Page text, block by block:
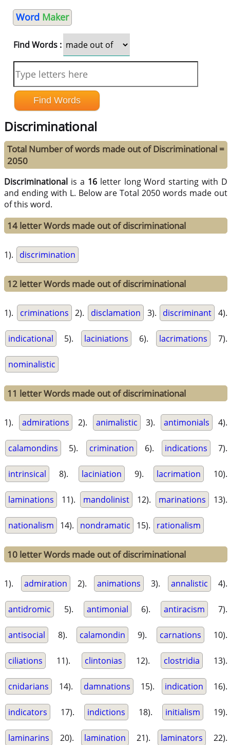
Word Maker
Find Words :
Discriminational
Total Number of words made out of Discriminational =
2050
Discriminational is a 16letter long Word starting with D
and ending with L. Below are Total 2050 words made out
of this word.
14 letter Words made out of discriminational
1). discrimination
12 letter Words made out of discriminational
1). criminations 2). disclamation 3). discriminant 4).
indicational 5). laciniations 6). lacrimations 7).
nominalistic
11 letter Words made out of discriminational
1). admirations 2). animalistic 3). antimonials 4).
calamondins 5). crimination 6). indications 7).
intrinsical 8). laciniation 9). lacrimation 10).
laminations 11). mandolinist 12). marinations 13).
nationalism 14). nondramatic 15). rationalism
10 letter Words made out of discriminational
1). admiration 2). animations 3). annalistic 4).
antidromic 5). antimonial 6). antiracism 7).
antisocial 8). calamondin 9). carnations 10).
ciliations 11). clintonias 12). clostridia 13).
cnidarians 14). damnations 15). indication 16).
indicators 17). indictions 18). initialism 19).
laminarins 20). lamination 21). laminators 22).